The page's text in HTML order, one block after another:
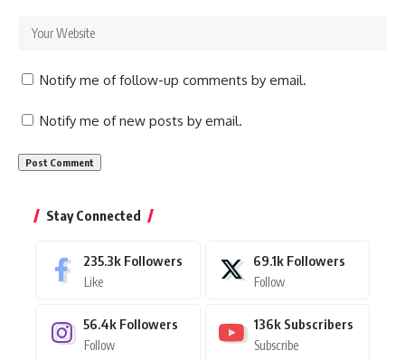
Notify me of follow-up comments by email.
Notify me of new posts by email.
Stay Connected
235.3k Followers
Like
69.1k Followers
Follow
56.4k Followers
Follow
136k Subscribers
Subscribe